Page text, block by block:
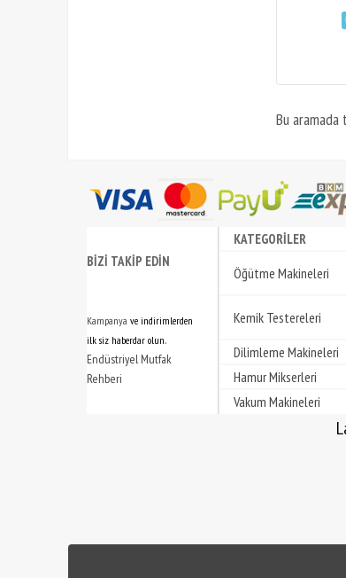
Bu aramada
BİZİ TAKİP EDİN
Kampanya ve indirimlerden
ilk siz haberdar olun.
Endüstriyel Mutfak
Rehberi
KATEGORİLER
Öğütme Makineleri
Kemik Testereleri
Dilimleme Makineleri
Hamur Mikserleri
Vakum Makineleri
Lavion Türkiye | Lavion